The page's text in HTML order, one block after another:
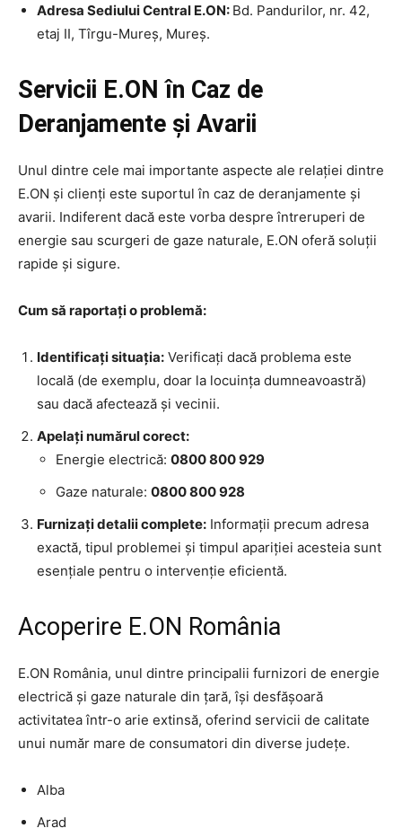
Adresa Sediului Central E.ON: Bd. Pandurilor, nr. 42,
etaj II, Tîrgu-Mureș, Mureș.
Servicii E.ON în Caz de
Deranjamente și Avarii
Unul dintre cele mai importante aspecte ale relației dintre
E.ON și clienți este suportul în caz de deranjamente și
avarii. Indiferent dacă este vorba despre întreruperi de
energie sau scurgeri de gaze naturale, E.ON oferă soluții
rapide și sigure.
Cum să raportați o problemă:
Identificați situația: Verificați dacă problema este
locală (de exemplu, doar la locuința dumneavoastră)
sau dacă afectează și vecinii.
Apelați numărul corect:
Energie electrică: 0800 800 929
Gaze naturale: 0800 800 928
Furnizați detalii complete: Informații precum adresa
exactă, tipul problemei și timpul apariției acesteia sunt
esențiale pentru o intervenție eficientă.
Acoperire E.ON România
E.ON România, unul dintre principalii furnizori de energie
electrică și gaze naturale din țară, își desfășoară
activitatea într-o arie extinsă, oferind servicii de calitate
unui număr mare de consumatori din diverse județe.
Alba
Arad